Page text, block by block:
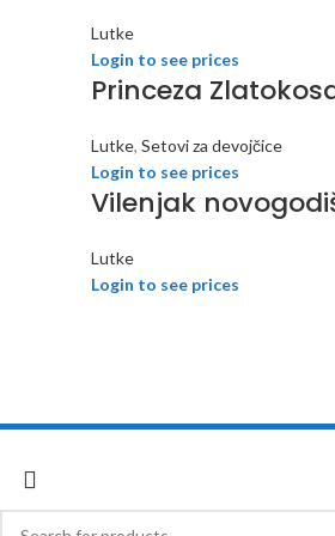
Lutke
Login to see prices
Princeza
Lutke, Setovi za devojčice
Login to see prices
Vilenjak
Lutke
Login to see prices